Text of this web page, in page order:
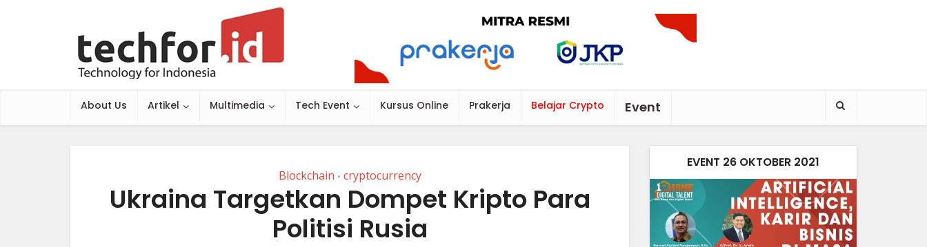
About Us Artikel Multimedia Tech Event Kursus Online Prakerja Belajar Crypto Event
Blockchain • cryptocurrency
Ukraina Targetkan Dompet Kripto Para
Politisi Rusia
EVENT 26 OKTOBER 2021